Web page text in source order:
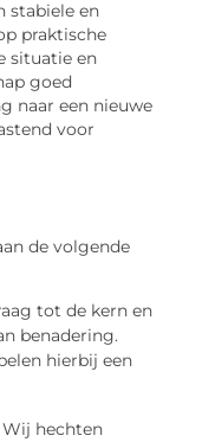
stabiele en
praktische
situatie en
goed
naar een nieuwe
voor
de volgende
tot de kern en
benadering.
hierbij een
Wij hechten